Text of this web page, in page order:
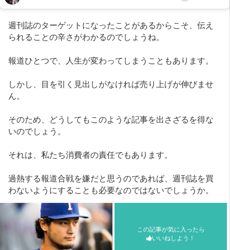
週刊誌のターゲットになったことがあるからこそ、伝え
られることの辛さがわかるのでしょうね。
報道ひとつで、人生が変わってしまうこともあります。
しかし、目を引く見出しがなければ売り上げが伸びませ
ん。
そのため、どうしてもこのような記事を出さざるを得な
いのでしょう。
それは、私たち消費者の責任でもあります。
過熱する報道合戦を嫌だと思うのであれば、週刊誌を買
わないようにすることも必要なのではないでしょうか。
この記事が気に入ったら
いいねしよう！